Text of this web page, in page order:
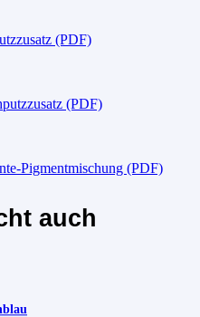
(PDF)
(PDF)
Pigmentmischung (PDF)
auch